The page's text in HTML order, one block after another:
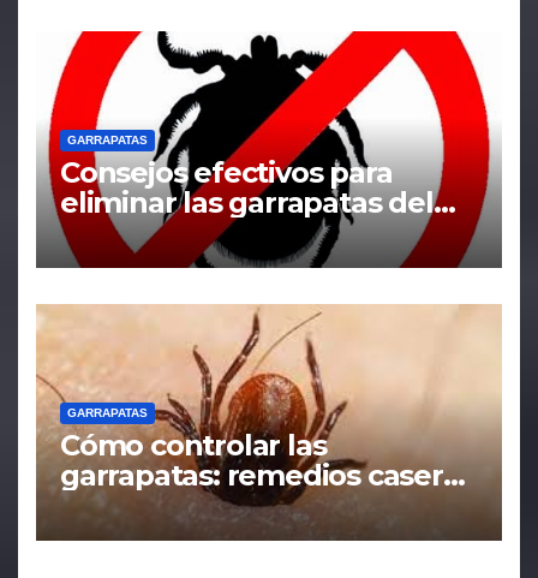
GARRAPATAS
Consejos efectivos para
eliminar las garrapatas del
hogar
GARRAPATAS
Cómo controlar las
garrapatas: remedios caseros
y tácticas efectivas